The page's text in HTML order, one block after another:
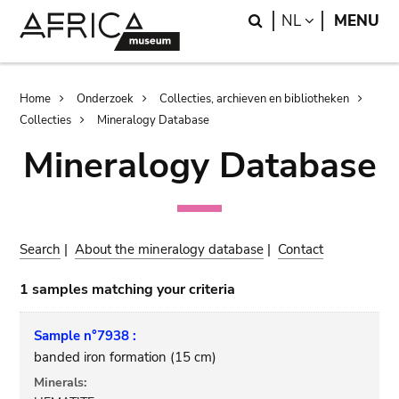
Search
NL LANGUAGE
MENU
Breadcrumb
Home Onderzoek
Collecties, archieven en bibliotheken
Collecties
Mineralogy Database
Mineralogy Database
Search |About the mineralogy database | Contact
1 samples matching your criteria
Sample n°7938 :
banded iron formation (15 cm)
Minerals: